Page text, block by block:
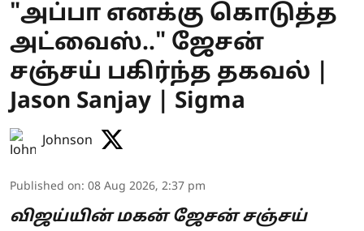
"அப்பா எனக்கு கொடுத்த
அட்வைஸ்.." ஜேசன்
சஞ்சய் பகிர்ந்த தகவல் |
Jason Sanjay | Sigma
Johnson
Published on: 08 Aug 2026, 2:37 pm
விஜய்யின் மகன் ஜேசன் சஞ்சய்